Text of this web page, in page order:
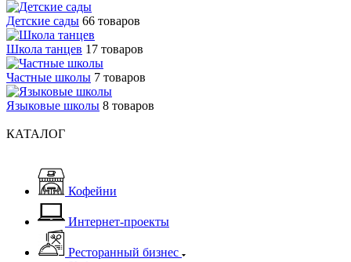
Детские сады 66 товаров
Школа танцев 17 товаров
Частные школы 7 товаров
Языковые школы 8 товаров
КАТАЛОГ
Кофейни
Интернет-проекты
Ресторанный бизнес